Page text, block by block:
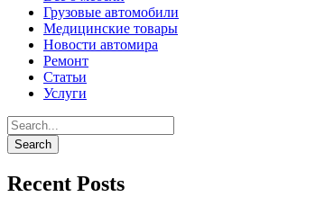
Грузовые автомобили
Медицинские товары
Новости автомира
Ремонт
Статьи
Услуги
Recent Posts